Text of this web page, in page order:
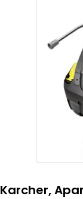
Karcher,